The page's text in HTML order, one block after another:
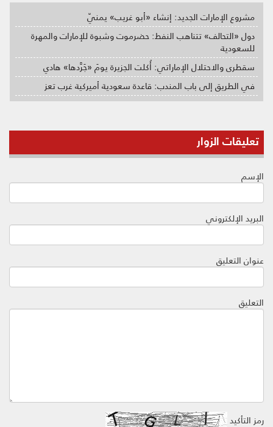
مشروع الإمارات الجديد: إنشاء «أبو غريب» يمنيّ
دول «التحالف» تتناهب النفط: حضرموت وشبوة للإمارات والمهرة
للسعودية
سقطرى والاحتلال الإماراتي: أُكلت الجزيرة يومَ «جَرَّدها» هادي
في الطريق إلى باب المندب: قاعدة سعودية أميركية غرب تعز
تعليقات الزوار
الإسم
البريد الإلكتروني
عنوان التعليق
التعليق
رمز التأكيد